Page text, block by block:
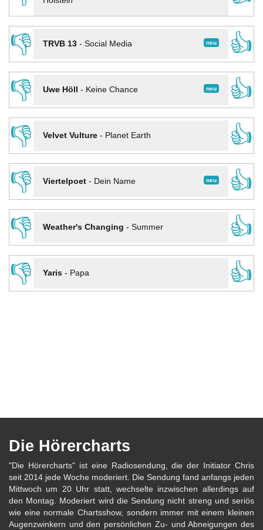
👎
neu
TRVB 13- Social Media
👍
👎
neu
Uwe Höll - Keine Chance
👍
👎
Velvet Vulture- Planet Earth
👍
👎
neu
Viertelpoet- Dein Name
👍
👎
Weather's Changing - Summer
👍
👎
Yaris- Papa 👍
Die Hörercharts
"Die Hörercharts" ist eine Radiosendung, die der Initiator Chris
seit 2014 jede Woche moderiert. Die Sendung fand anfangs jeden
Mittwoch um 20 Uhr statt, wechselte inzwischen allerdings auf
den Montag. Moderiert wird die Sendung nicht streng und seriös
wie eine normale Chartsshow, sondern immer mit einem kleinen
Augenzwinkern und den persönlichen Zu- und Abneigungen des